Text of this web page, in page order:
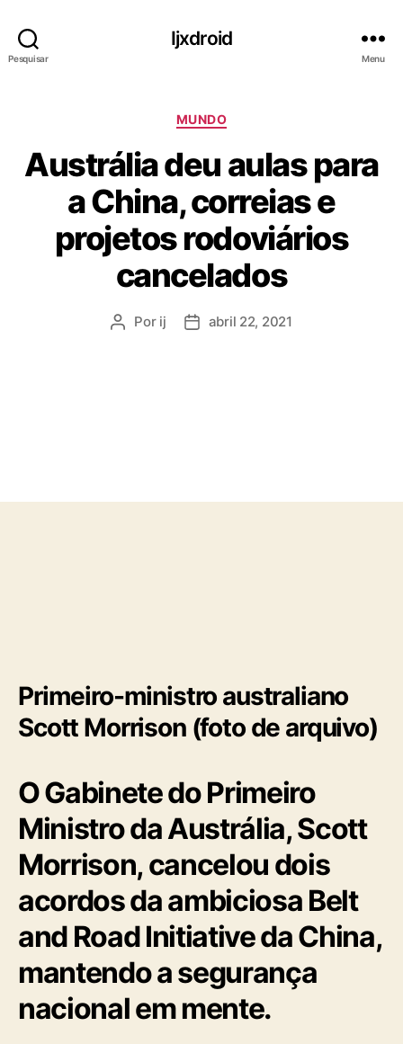
Pesquisar
Ijxdroid
Menu
C
t
e
g
o
r
i
a
MUNDO
Austrália deu aulas para
a China, correias e
projetos rodoviários
cancelados
A
s
Por ij
D
l
abril 22, 2021
Primeiro-ministro australiano
Scott Morrison (foto de arquivo)
O Gabinete do Primeiro
Ministro da Austrália, Scott
Morrison, cancelou dois
acordos da ambiciosa Belt
and Road Initiative da China,
mantendo a segurança
nacional em mente.